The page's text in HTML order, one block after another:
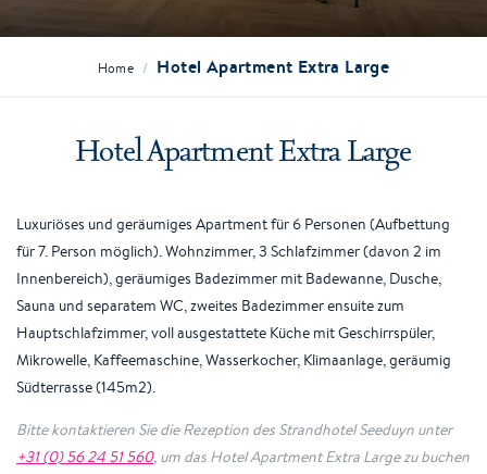
Home / Hotel Apartment Extra Large
Hotel Apartment Extra Large
Luxuriöses und geräumiges Apartment für 6 Personen (Aufbettung
für 7. Person möglich). Wohnzimmer, 3 Schlafzimmer (davon 2 im
Innenbereich), geräumiges Badezimmer mit Badewanne, Dusche,
Sauna und separatem WC, zweites Badezimmer ensuite zum
Hauptschlafzimmer, voll ausgestattete Küche mit Geschirrspüler,
Mikrowelle, Kaffeemaschine, Wasserkocher, Klimaanlage, geräumig
Südterrasse (145m2).
Bitte kontaktieren Sie die Rezeption des Strandhotel Seeduyn unter
+31 (0) 56 24 51 560, um das Hotel Apartment Extra Large zu buchen